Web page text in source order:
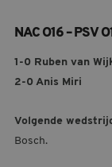
NAC O16 – PSV
1-0 Ruben van
2-0 Anis Miri
Volgende
Bosch.